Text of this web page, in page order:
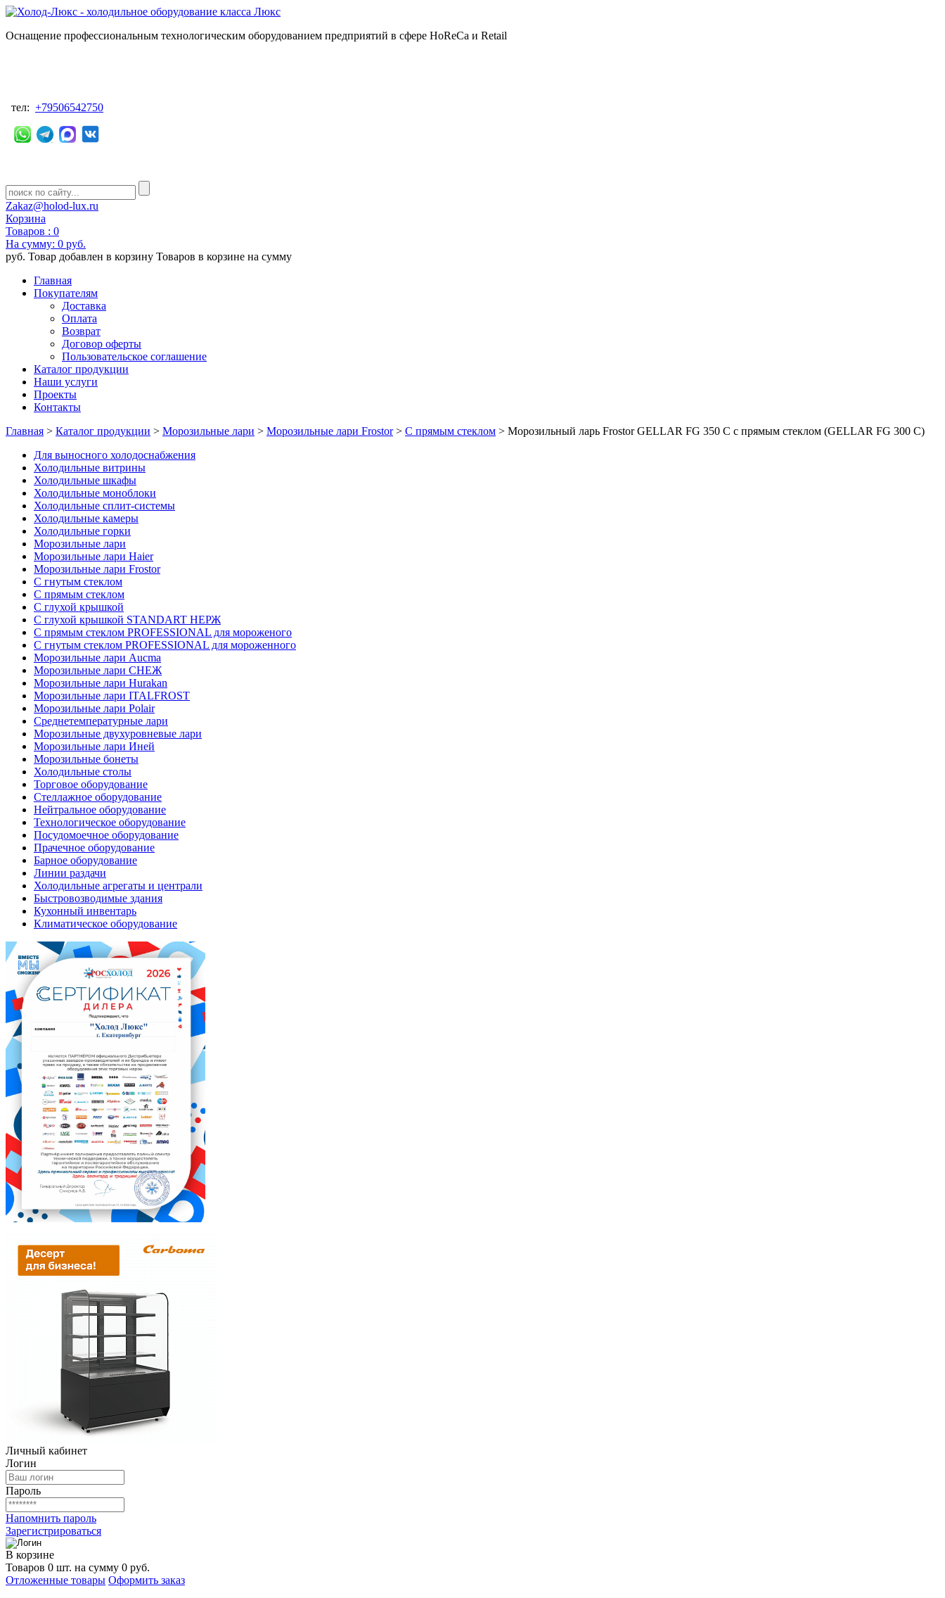
Оснащение профессиональным технологическим оборудованием предприятий в сфере HoReCa и Retail
тел: +79506542750
Zakaz@holod-lux.ru
Корзина
Товаров : 0
На сумму: 0 руб.
руб. Товар добавлен в корзину Товаров в корзине на сумму
Главная
Покупателям
Доставка
Оплата
Возврат
Договор оферты
Пользовательское соглашение
Каталог продукции
Наши услуги
Проекты
Контакты
Главная > Каталог продукции > Морозильные лари > Морозильные лари Frostor> C прямым стеклом > Морозильный ларь Frostor GELLAR FG 350 C с прямым стеклом (GELLAR FG 300 C)
Для выносного холодоснабжения
Холодильные витрины
Холодильные шкафы
Холодильные моноблоки
Холодильные сплит-системы
Холодильные камеры
Холодильные горки
Морозильные лари
Морозильные лари Haier
Морозильные лари Frostor
С гнутым стеклом
C прямым стеклом
С глухой крышкой
С глухой крышкой STANDART НЕРЖ
C прямым стеклом PROFESSIONAL для мороженого
C гнутым стеклом PROFESSIONAL для мороженного
Морозильные лари Aucma
Морозильные лари СНЕЖ
Морозильные лари Hurakan
Морозильные лари ITALFROST
Морозильные лари Polair
Среднетемпературные лари
Морозильные двухуровневые лари
Морозильные лари Иней
Морозильные бонеты
Холодильные столы
Торговое оборудование
Стеллажное оборудование
Нейтральное оборудование
Технологическое оборудование
Посудомоечное оборудование
Прачечное оборудование
Барное оборудование
Линии раздачи
Холодильные агрегаты и централи
Быстровозводимые здания
Кухонный инвентарь
Климатическое оборудование
Личный кабинет
Логин
Пароль
Напомнить пароль
Зарегистрироваться
В корзине
Товаров 0 шт. на сумму 0 руб.
Отложенные товары Оформить заказ